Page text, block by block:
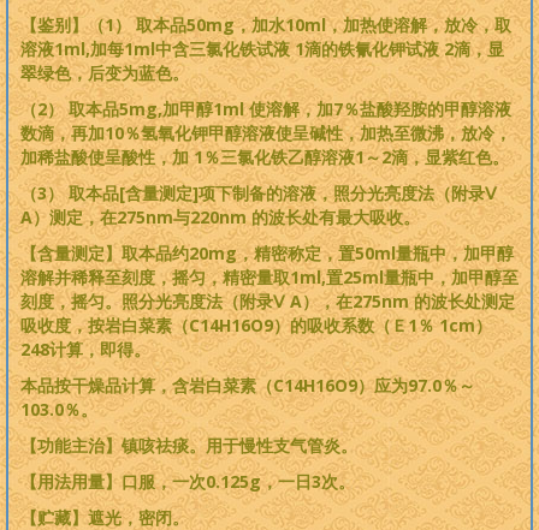
【鉴别】（1） 取本品50mg，加水10ml，加热使溶解，放冷，取
溶液1ml,加每1ml中含三氯化铁试液 1滴的铁氰化钾试液 2滴，显
翠绿色，后变为蓝色。
（2） 取本品5mg,加甲醇1ml 使溶解，加7％盐酸羟胺的甲醇溶液
数滴，再加10％氢氧化钾甲醇溶液使呈碱性，加热至微沸，放冷，
加稀盐酸使呈酸性，加 1％三氯化铁乙醇溶液1～2滴，显紫红色。
（3） 取本品[含量测定]项下制备的溶液，照分光亮度法（附录Ⅴ
A）测定，在275nm与220nm 的波长处有最大吸收。
【含量测定】取本品约20mg，精密称定，置50ml量瓶中，加甲醇
溶解并稀释至刻度，摇匀，精密量取1ml,置25ml量瓶中，加甲醇至
刻度，摇匀。照分光亮度法（附录Ⅴ A），在275nm 的波长处测定
吸收度，按岩白菜素（C14H16O9）的吸收系数（Ｅ1％ 1cm）
248计算，即得。
本品按干燥品计算，含岩白菜素（C14H16O9）应为97.0％～
103.0％。
【功能主治】镇咳祛痰。用于慢性支气管炎。
【用法用量】口服，一次0.125g，一日3次。
【贮藏】遮光，密闭。